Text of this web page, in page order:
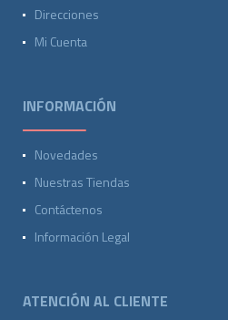
Direcciones
Mi Cuenta
INFORMACIÓN
Novedades
Nuestras Tiendas
Contáctenos
Información Legal
ATENCIÓN AL CLIENTE